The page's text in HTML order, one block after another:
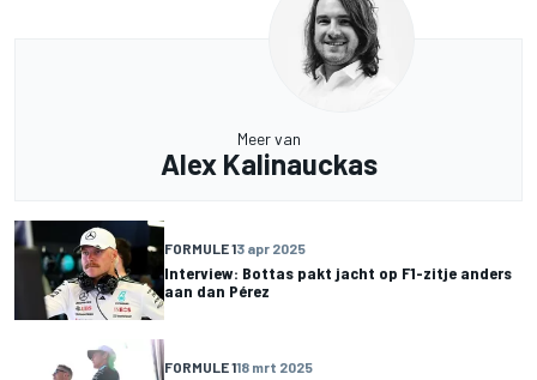
Meer van
Alex Kalinauckas
FORMULE 13 apr 2025
Interview: Bottas pakt jacht op F1-zitje anders
aan dan Pérez
FORMULE 118 mrt 2025